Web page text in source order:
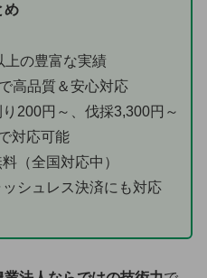
め
上の豊富な実績
で高品質＆安心対応
200円～、伐採3,300円～
対応可能
（全国対応中）
シュレス決済にも対応